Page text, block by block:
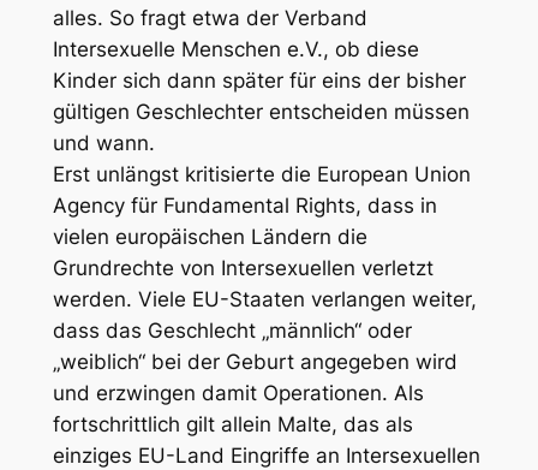
alles. So fragt etwa der Verband
Intersexuelle Menschen e.V., ob diese
Kinder sich dann später für eins der bisher
gültigen Geschlechter entscheiden müssen
und wann.
Erst unlängst kritisierte die European Union
Agency für Fundamental Rights, dass in
vielen europäischen Ländern die
Grundrechte von Intersexuellen verletzt
werden. Viele EU-Staaten verlangen weiter,
dass das Geschlecht „männlich“ oder
„weiblich“ bei der Geburt angegeben wird
und erzwingen damit Operationen. Als
fortschrittlich gilt allein Malte, das als
einziges EU-Land Eingriffe an Intersexuellen